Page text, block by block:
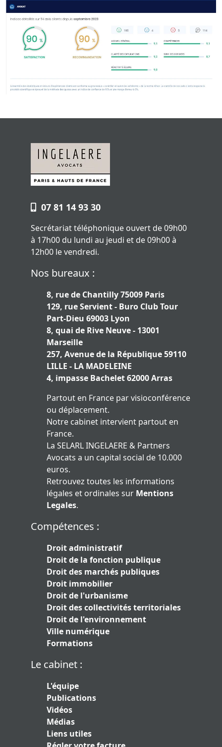
07 81 14 93 30
Secrétariat téléphonique ouvert de 09h00
à 17h00 du lundi au jeudi et de 09h00 à
12h00 le vendredi.
Nos bureaux :
8, rue de Chantilly 75009 Paris
129, rue Servient - Buro Club Tour
Part-Dieu 69003 Lyon
8, quai de Rive Neuve - 13001
Marseille
257, Avenue de la République 59110
LILLE - LA MADELEINE
4, impasse Bachelet 62000 Arras
Partout en France par visioconférence
ou déplacement.
Notre cabinet intervient partout en
France.
La SELARL INGELAERE & Partners
Avocats a un capital social de 10.000
euros.
Retrouvez toutes les informations
légales et ordinales sur Mentions
Legales.
Compétences :
Droit administratif
Droit de la fonction publique
Droit des marchés publiques
Droit immobilier
Droit de l'urbanisme
Droit des collectivités territoriales
Droit de l'environnement
Ville numérique
Formations
Le cabinet :
L'équipe
Publications
Vidéos
Médias
Liens utiles